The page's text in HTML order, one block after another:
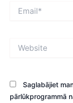
Saglabājiet
pārlūkprogrammā